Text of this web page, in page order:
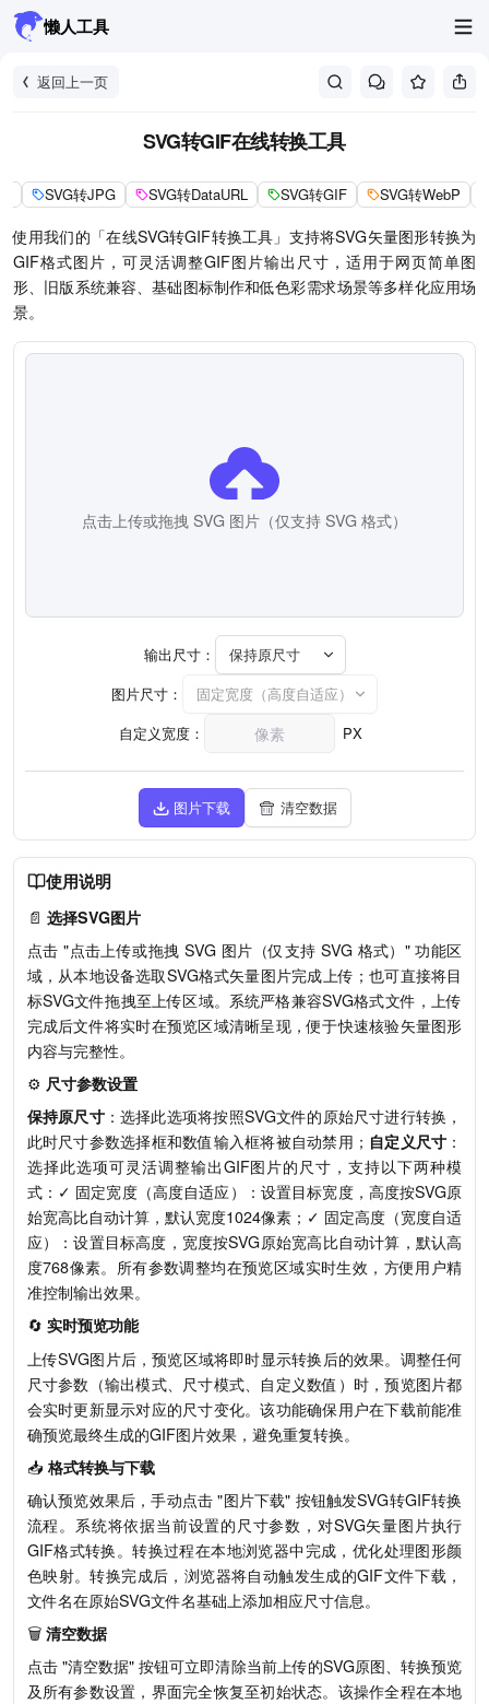
懒人工具
返回上一页
SVG转GIF在线转换工具
SVG转JPG SVG转DataURL SVG转GIF SVG转WebP
使用我们的「在线SVG转GIF转换工具」支持将SVG矢量图形转换为
GIF格式图片，可灵活调整GIF图片输出尺寸，适用于网页简单图
形、旧版系统兼容、基础图标制作和低色彩需求场景等多样化应用场
景。
点击上传或拖拽 SVG 图片（仅支持 SVG 格式）
输出尺寸：
保持原尺寸
图片尺寸：
固定宽度（高度自适应）
自定义宽度：
PX
图片下载 清空数据
使用说明
📄 选择SVG图片
点击 "点击上传或拖拽 SVG 图片（仅支持 SVG 格式）" 功能区
域，从本地设备选取SVG格式矢量图片完成上传；也可直接将目
标SVG文件拖拽至上传区域。系统严格兼容SVG格式文件，上传
完成后文件将实时在预览区域清晰呈现，便于快速核验矢量图形
内容与完整性。
⚙️ 尺寸参数设置
保持原尺寸：选择此选项将按照SVG文件的原始尺寸进行转换，
此时尺寸参数选择框和数值输入框将被自动禁用； 自定义尺寸 ：
选择此选项可灵活调整输出GIF图片的尺寸，支持以下两种模
式：✓ 固定宽度（高度自适应）：设置目标宽度，高度按SVG原
始宽高比自动计算，默认宽度1024像素；✓ 固定高度（宽度自适
应）：设置目标高度，宽度按SVG原始宽高比自动计算，默认高
度768像素。所有参数调整均在预览区域实时生效，方便用户精
准控制输出效果。
🔄 实时预览功能
上传SVG图片后，预览区域将即时显示转换后的效果。调整任何
尺寸参数（输出模式、尺寸模式、自定义数值）时，预览图片都
会实时更新显示对应的尺寸变化。该功能确保用户在下载前能准
确预览最终生成的GIF图片效果，避免重复转换。
📥 格式转换与下载
确认预览效果后，手动点击 "图片下载" 按钮触发SVG转GIF转换
流程。系统将依据当前设置的尺寸参数，对SVG矢量图片执行
GIF格式转换。转换过程在本地浏览器中完成，优化处理图形颜
色映射。转换完成后，浏览器将自动触发生成的GIF文件下载，
文件名在原始SVG文件名基础上添加相应尺寸信息。
🗑️ 清空数据
点击 "清空数据" 按钮可立即清除当前上传的SVG原图、转换预览
及所有参数设置，界面完全恢复至初始状态。该操作全程在本地